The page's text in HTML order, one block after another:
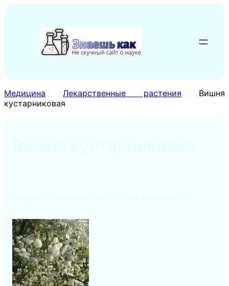
содержимому
Медицина Лекарственные растения
Вишня
кустарниковая